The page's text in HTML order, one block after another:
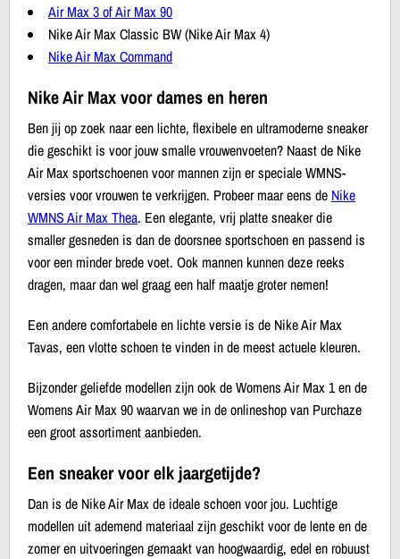
Air Max 3 of Air Max 90
Nike Air Max Classic BW (Nike Air Max 4)
Nike Air Max Command
Nike Air Max voor dames en heren
Ben jij op zoek naar een lichte, flexibele en ultramoderne sneaker
die geschikt is voor jouw smalle vrouwenvoeten? Naast de Nike
Air Max sportschoenen voor mannen zijn er speciale WMNS-
versies voor vrouwen te verkrijgen. Probeer maar eens de Nike
WMNS Air Max Thea. Een elegante, vrij platte sneaker die
smaller gesneden is dan de doorsnee sportschoen en passend is
voor een minder brede voet. Ook mannen kunnen deze reeks
dragen, maar dan wel graag een half maatje groter nemen!
Een andere comfortabele en lichte versie is de Nike Air Max
Tavas, een vlotte schoen te vinden in de meest actuele kleuren.
Bijzonder geliefde modellen zijn ook de Womens Air Max 1 en de
Womens Air Max 90 waarvan we in de onlineshop van Purchaze
een groot assortiment aanbieden.
Een sneaker voor elk jaargetijde?
Dan is de Nike Air Max de ideale schoen voor jou. Luchtige
modellen uit ademend materiaal zijn geschikt voor de lente en de
zomer en uitvoeringen gemaakt van hoogwaardig, edel en robuust